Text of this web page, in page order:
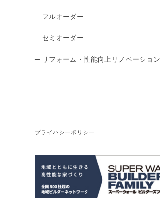
─ フルオーダー
─ セミオーダー
─ リフォーム・性能向上リノベーション
プライバシーポリシー